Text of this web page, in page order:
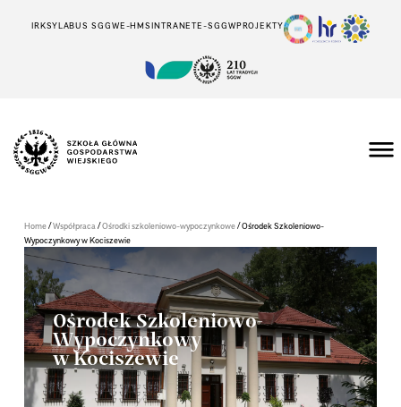
IRKSYLABUS SGGWE-HMSINTRANETE-SGGWPROJEKTY
Home/Współpraca/Ośrodki szkoleniowo-wypoczynkowe/Ośrodek Szkoleniowo-
Wypoczynkowy w Kociszewie
Ośrodek Szkoleniowo-
Wypoczynkowy
w Kociszewie